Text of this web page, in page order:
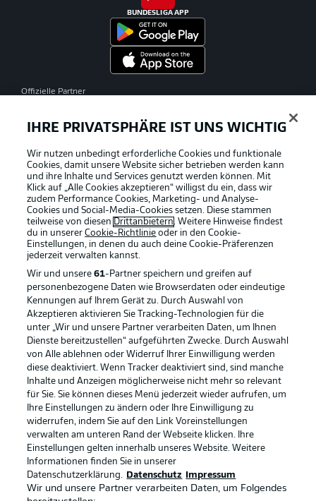
BUNDESLIGA APP
Offizielle Partner
Rechtliche Hinweise Voreinstellungen verwalten
Datenschutz Nutzungsbedingungen
Kontakt Jobs
Impressum Partner
Spieler Liveticker
AGB
IHRE PRIVATSPHÄRE IST UNS WICHTIG
Wir nutzen unbedingt erforderliche Cookies und funktionale
Cookies, damit unsere Website sicher betrieben werden kann
und ihre Inhalte und Services genutzt werden können. Mit
Klick auf „Alle Cookies akzeptieren“ willigst du ein, dass wir
zudem Performance Cookies, Marketing- und Analyse-
Cookies und Social-Media-Cookies setzen. Diese stammen
teilweise von diesen Drittanbietern. Weitere Hinweise findest
du in unsererCookie-Richtlinie oder in den Cookie-
Einstellungen, in denen du auch deine Cookie-Präferenzen
jederzeit verwalten kannst.
Wir und unsere61-Partner speichern und greifen auf
personenbezogene Daten wie Browserdaten oder eindeutige
Kennungen auf Ihrem Gerät zu. Durch Auswahl von
Akzeptieren aktivieren Sie Tracking-Technologien für die
unter „Wir und unsere Partner verarbeiten Daten, um Ihnen
Dienste bereitzustellen“ aufgeführten Zwecke. Durch Auswahl
von Alle ablehnen oder Widerruf Ihrer Einwilligung werden
diese deaktiviert. Wenn Tracker deaktiviert sind, sind manche
Inhalte und Anzeigen möglicherweise nicht mehr so relevant
für Sie. Sie können dieses Menü jederzeit wieder aufrufen, um
Ihre Einstellungen zu ändern oder Ihre Einwilligung zu
widerrufen, indem Sie auf den Link Voreinstellungen
verwalten am unteren Rand der Webseite klicken. Ihre
Einstellungen gelten innerhalb unseres Website. Weitere
Informationen finden Sie in unserer
Datenschutzerklärung.
Datenschutz Impressum
Wir und unsere Partner verarbeiten Daten, um Folgendes